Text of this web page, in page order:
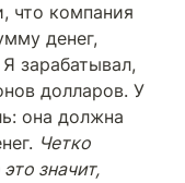
что компания
денег,
зарабатывал,
долларов. У
она должна
Четко
значит,